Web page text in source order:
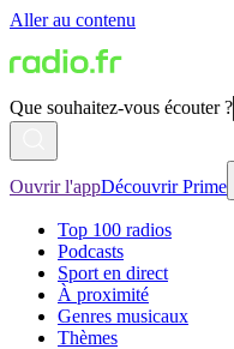
Aller au contenu
Que souhaitez-vous écouter ?
Ouvrir l'appDécouvrir Prime
Top 100 radios
Podcasts
Sport en direct
À proximité
Genres musicaux
Thèmes